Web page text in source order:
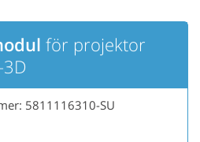
för projektor
5811116310-SU